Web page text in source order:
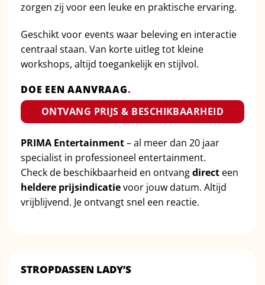
zorgen zij voor een leuke en praktische ervaring.
Geschikt voor events waar beleving en interactie
centraal staan. Van korte uitleg tot kleine
workshops, altijd toegankelijk en stijlvol.
DOE EEN AANVRAAG.
ONTVANG PRIJS & BESCHIKBAARHEID
PRIMA Entertainment– al meer dan 20 jaar
specialist in professioneel entertainment.
Check de beschikbaarheid en ontvangdirect een
heldere prijsindicatievoor jouw datum. Altijd
vrijblijvend. Je ontvangt snel een reactie.
STROPDASSEN LADY’S